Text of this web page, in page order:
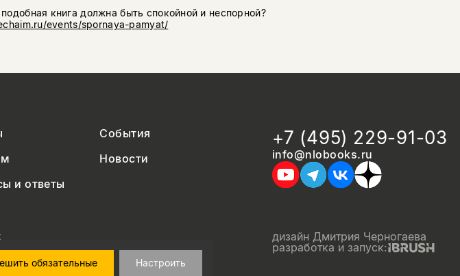
книга должна быть спокойной и неспорной?
events/spornaya-pamyat/
События
Новости
и ответы
+7 (495) 229-91-03
info@nlobooks.ru
дизайн Дмитрия Черногаева
разработка и запуск:
обязательные Настроить